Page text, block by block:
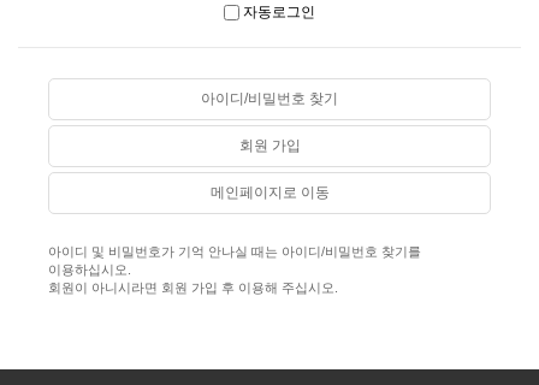
자동로그인
아이디/비밀번호 찾기
회원 가입
메인페이지로 이동
아이디 및 비밀번호가 기억 안나실 때는 아이디/비밀번호 찾기를
이용하십시오.
회원이 아니시라면 회원 가입 후 이용해 주십시오.